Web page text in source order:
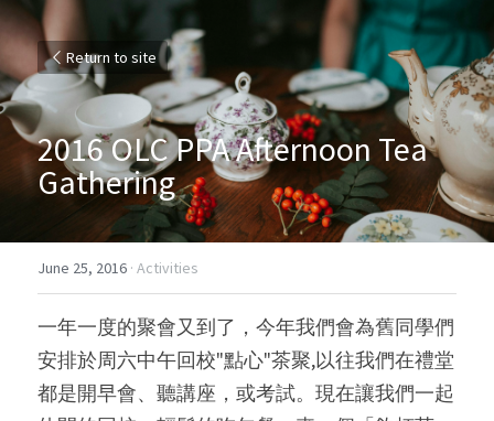
Return to site
2016 OLC PPA Afternoon Tea
Gathering
June 25, 2016 · Activities
一年一度的聚會又到了，今年我們會為舊同學們
安排於周六中午回校"點心"茶聚,以往我們在禮堂
都是開早會、聽講座，或考試。現在讓我們一起